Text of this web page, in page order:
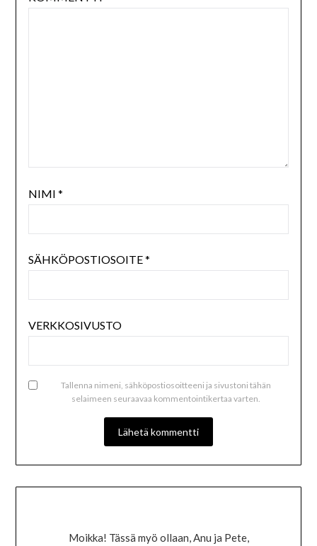
NIMI *
SÄHKÖPOSTIOSOITE*
VERKKOSIVUSTO
Tallenna nimeni, sähköpostiosoitteeni ja sivustoni tähän
selaimeen seuraavaa kommentointikertaa varten.
Moikka! Tässä myö ollaan, Anu ja Pete,